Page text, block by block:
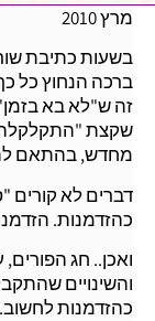
מרץ 2010
בשעות כתיבת
ברכה הנחוץ כל
זה ש"לא בא
שקצת
מחדש, בהתאם
דברים לא
כהזדמנות.
ואכן.. חג
והשינויים
כהזדמנות